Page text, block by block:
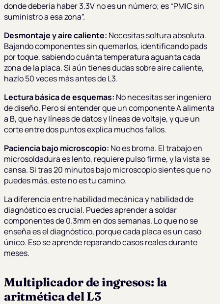
donde debería haber 3.3V no es un número; es “PMIC sin
suministro a esa zona”.
Desmontaje y aire caliente: Necesitas soltura absoluta.
Bajando componentes sin quemarlos, identificando pads
por toque, sabiendo cuánta temperatura aguanta cada
zona de la placa. Si aún tienes dudas sobre aire caliente,
hazlo 50 veces más antes de L3.
Lectura básica de esquemas: No necesitas ser ingeniero
de diseño. Pero sí entender que un componente A alimenta
a B, que hay líneas de datos y líneas de voltaje, y que un
corte entre dos puntos explica muchos fallos.
Paciencia bajo microscopio: No es broma. El trabajo en
microsoldadura es lento, requiere pulso firme, y la vista se
cansa. Si tras 20 minutos bajo microscopio sientes que no
puedes más, este no es tu camino.
La diferencia entre habilidad mecánica y habilidad de
diagnóstico es crucial. Puedes aprender a soldar
componentes de 0.3mm en dos semanas. Lo que no se
enseña es el diagnóstico, porque cada placa es un caso
único. Eso se aprende reparando casos reales durante
meses.
Multiplicador de ingresos: la
aritmética del L3